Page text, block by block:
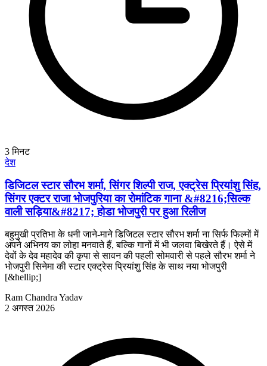
3मिनट
देश
डिजिटल स्टार सौरभ शर्मा, सिंगर शिल्पी राज, एक्ट्रेस प्रियांशु सिंह,
सिंगर एक्टर राजा भोजपुरिया का रोमांटिक गाना &#8216;सिल्क
वाली सड़िया&#8217; होडा भोजपुरी पर हुआ रिलीज
बहुमुखी प्रतिभा के धनी जाने-माने डिजिटल स्टार सौरभ शर्मा ना सिर्फ फिल्मों में
अपने अभिनय का लोहा मनवाते हैं, बल्कि गानों में भी जलवा बिखेरते हैं। ऐसे में
देवों के देव महादेव की कृपा से सावन की पहली सोमवारी से पहले सौरभ शर्मा ने
भोजपुरी सिनेमा की स्टार एक्ट्रेस प्रियांशु सिंह के साथ नया भोजपुरी
[&hellip;]
Ram Chandra Yadav
2 अगस्त 2026